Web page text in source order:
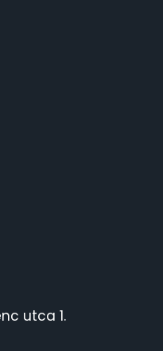
utca 1.